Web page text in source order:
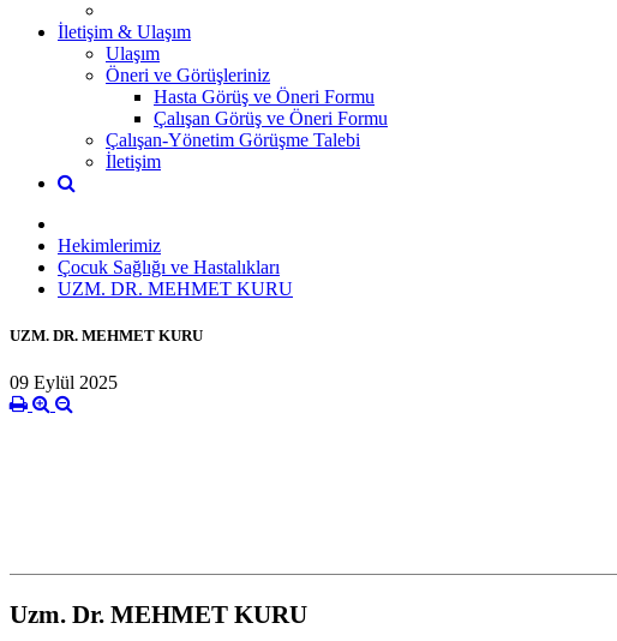
İletişim & Ulaşım
Ulaşım
Öneri ve Görüşleriniz
Hasta Görüş ve Öneri Formu
Çalışan Görüş ve Öneri Formu
Çalışan-Yönetim Görüşme Talebi
İletişim
Hekimlerimiz
Çocuk Sağlığı ve Hastalıkları
UZM. DR. MEHMET KURU
UZM. DR. MEHMET KURU
09 Eylül 2025
Uzm. Dr. MEHMET KURU